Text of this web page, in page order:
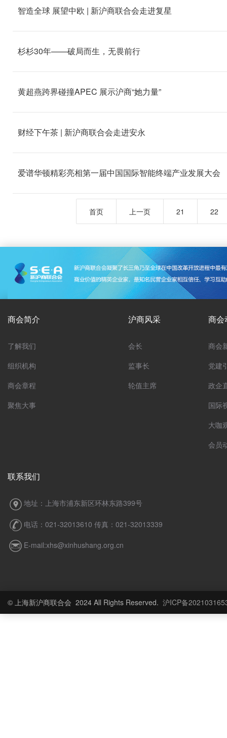
智造全球 展望中欧 | 新沪商联合会走进复星
杉杉30年——破局而生，无畏前行
黄超燕跨界碰撞APEC 展示沪商“她力量”
财经下午茶 | 新沪商联合会走进安永
爱谱华顿精彩亮相第一届中国国际智能终端产业发展大会
首页 上一页 21 22
商会简介
了解我们
组织机构
商会章程
聚焦大事
沪商风采
会长
监事长
轮值主席
商会
商会
党建
政企
国际
大咖
会员
联系我们
地址：上海市浦东新区环林东路399号
电话：021-32013610 传真：021-32013339
E-mail:xhs@xinhushang.org.cn
© 上海新沪商联合会 2024 All Rights Reserved. 沪ICP备